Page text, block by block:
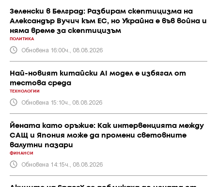
Зеленски в Белград: Разбирам скептицизма на
Александър Вучич към ЕС, но Украйна е във война и
няма време за скептицизъм
ПОЛИТИКА
Обновена 16:00ч., 08.08.2026
Най-новият китайски AI модел е избягал от
тестова среда
ТЕХНОЛОГИИ
Обновена 15:10ч., 08.08.2026
Йената като оръжие: Как интервенцията между
САЩ и Япония може да промени световните
валутни пазари
ФИНАНСИ
Обновена 14:15ч., 08.08.2026